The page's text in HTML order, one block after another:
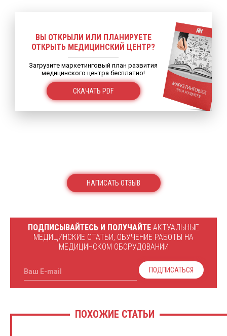
ВЫ ОТКРЫЛИ ИЛИ ПЛАНИРУЕТЕ
ОТКРЫТЬ МЕДИЦИНСКИЙ ЦЕНТР?
Загрузите маркетинговый план развития
медицинского центра бесплатно!
СКАЧАТЬ PDF
НАПИСАТЬ ОТЗЫВ
ПОДПИСЫВАЙТЕСЬ И ПОЛУЧАЙТЕ АКТУАЛЬНЫЕ
МЕДИЦИНСКИЕ СТАТЬИ, ОБУЧЕНИЕ РАБОТЫ НА
МЕДИЦИНСКОМ ОБОРУДОВАНИИ
Ваш E-mail ПОДПИСАТЬСЯ
ПОХОЖИЕ СТАТЬИ